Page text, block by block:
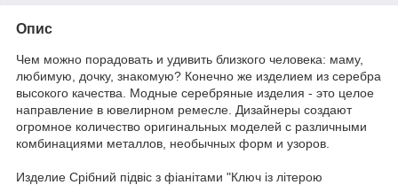
Опис
Чем можно порадовать и удивить близкого человека: маму,
любимую, дочку, знакомую? Конечно же изделием из серебра
высокого качества. Модные серебряные изделия - это целое
направление в ювелирном ремесле. Дизайнеры создают
огромное количество оригинальных моделей с различными
комбинациями металлов, необычных форм и узоров.
Изделие Срібний підвіс з фіанітами "Ключ із літерою